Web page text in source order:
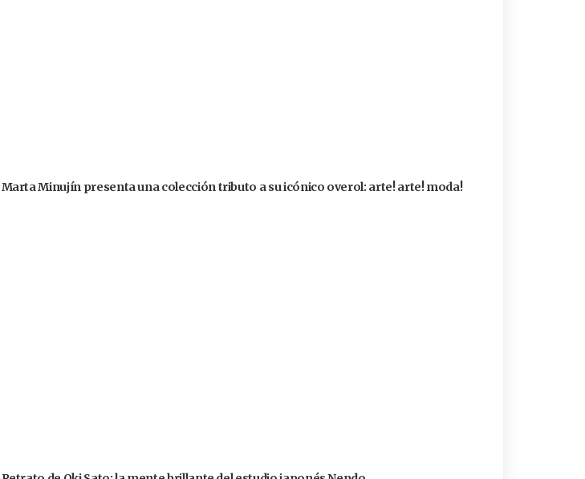
Marta Minujín presenta una colección tributo a su icónico overol: arte! arte! moda!